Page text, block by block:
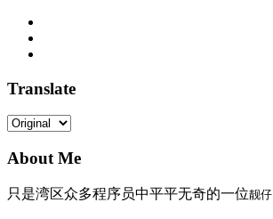
Translate
About Me
只是湾区众多程序员中平平无奇的一位靓仔